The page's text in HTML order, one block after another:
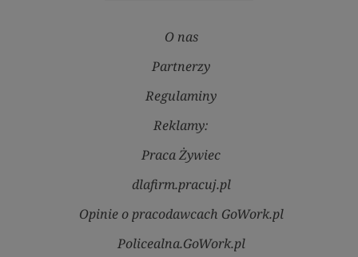
O nas
Partnerzy
Regulaminy
Reklamy:
Praca Żywiec
dlafirm.pracuj.pl
Opinie o pracodawcach GoWork.pl
Policealna.GoWork.pl